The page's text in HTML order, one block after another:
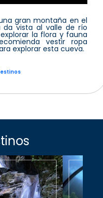
gran montaña en el
da vista al valle de río
la flora y fauna
vestir ropa
explorar esta cueva.